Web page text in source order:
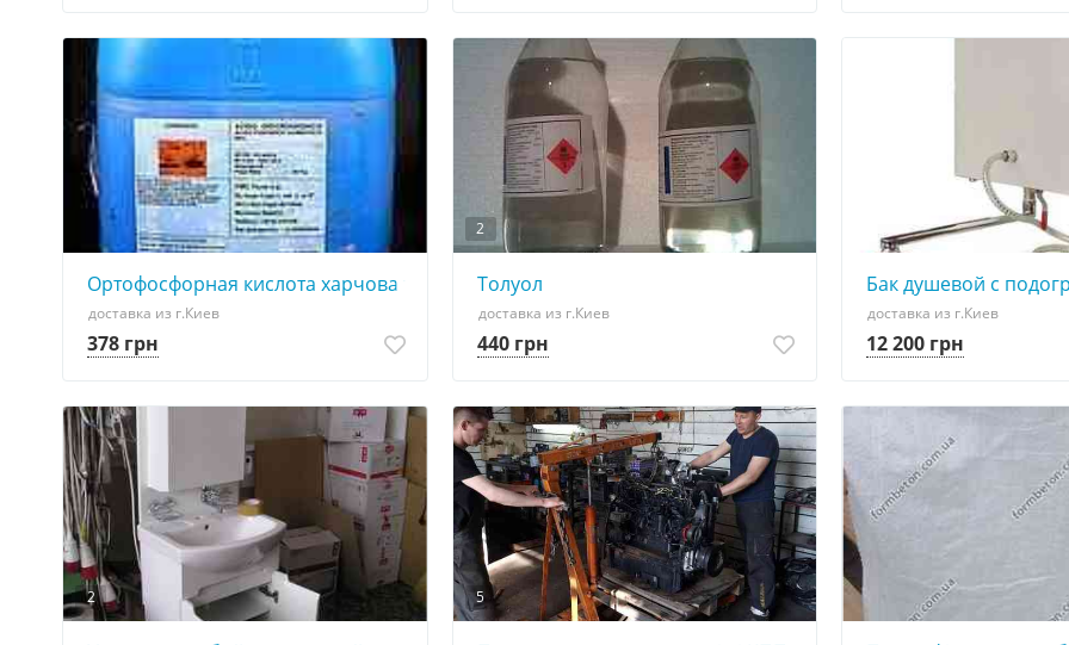
Ортофосфорная кислота харчова та нехарчова
доставка из г.Киев
378 грн
2
Толуол
доставка из г.Киев
440 грн
Бак душевой с
доставка из г.Киев
12 200 грн
2 5